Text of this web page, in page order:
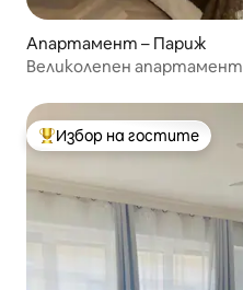
Апартамент – Париж
Великолепен апартамент
Най-популярен избор на
Избор на гостите